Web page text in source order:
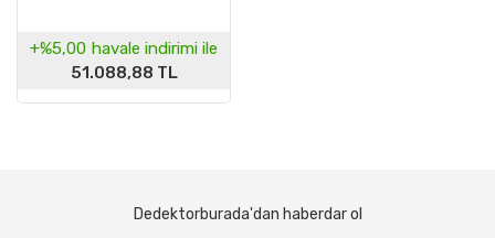
+%5,00 havale indirimi ile
51.088,88 TL
Dedektorburada'dan haberdar ol